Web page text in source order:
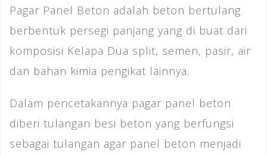
Pagar Panel Beton adalah beton bertulang
berbentuk persegi panjang yang di buat dari
komposisi Kelapa Dua split, semen, pasir, air
dan bahan kimia pengikat lainnya.
Dalam pencetakannya pagar panel beton
diberi tulangan besi beton yang berfungsi
sebagai tulangan agar panel beton menjadi